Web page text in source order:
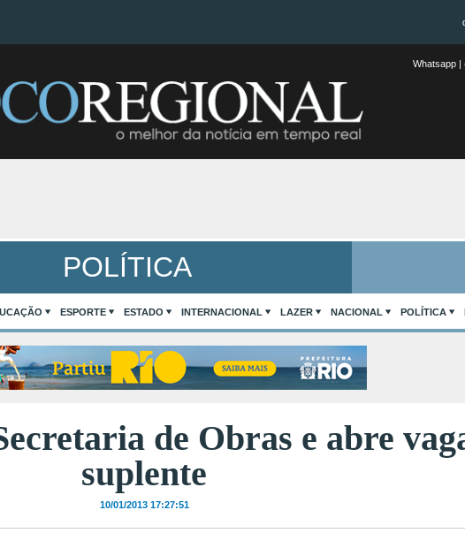
Whatsapp |
POLÍTICA
ESPORTE ESTADO INTERNACIONAL LAZER NACIONAL POLÍTICA
de Obras e abre
suplente
10/01/2013 17:27:51